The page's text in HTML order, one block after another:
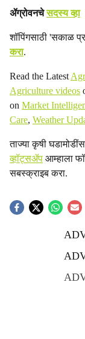
ॲग्रोवनचेसदस्य व्हा
शॉपिंगसाठी 'सकाळ
करा.
Read the Latest
Agriculture videos
on Market
Care, Weather
ताज्या कृषी
व्हॉट्सॲप आम्हाला
सबस्क्राइब करा.